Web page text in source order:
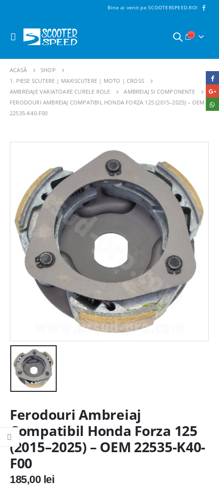
Bine ai venit pe SCOOTERSPEED.RO!
ACASĂ
SHOP
1. PIESE SCUTERE | MAXISCUTERE | MOTO | CROSS
AMBREIAJE VARIATOARE CURELE ROLE
AMBREIAJ SI COMPONENTE
FERODOURI AMBREIAJ COMPATIBIL HONDA FORZA 125 (2015–2025) – OEM
22535-K40-F00
Ferodouri Ambreiaj
Compatibil Honda Forza 125
(2015–2025) – OEM 22535-K40-
F00
185,00 lei